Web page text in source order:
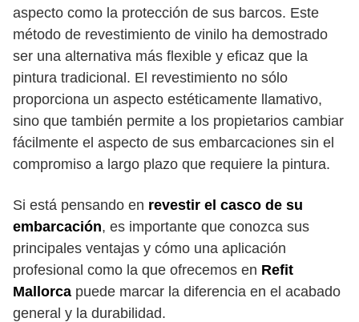
aspecto como la protección de sus barcos. Este
método de revestimiento de vinilo ha demostrado
ser una alternativa más flexible y eficaz que la
pintura tradicional. El revestimiento no sólo
proporciona un aspecto estéticamente llamativo,
sino que también permite a los propietarios cambiar
fácilmente el aspecto de sus embarcaciones sin el
compromiso a largo plazo que requiere la pintura.
Si está pensando en revestir el casco de su
embarcación, es importante que conozca sus
principales ventajas y cómo una aplicación
profesional como la que ofrecemos en Refit
Mallorca puede marcar la diferencia en el acabado
general y la durabilidad.